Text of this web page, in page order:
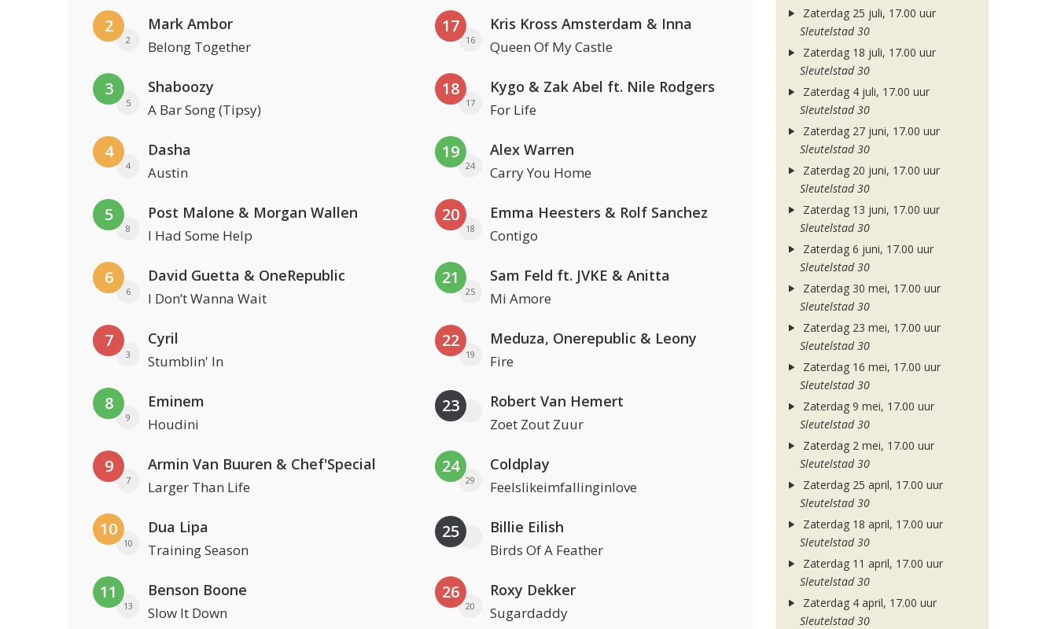
2
2
Mark Ambor
Belong Together
3
5
Shaboozy
A Bar Song (Tipsy)
4
4
Dasha
Austin
5
8
Post Malone & Morgan Wallen
I Had Some Help
6
6
David Guetta & OneRepublic
I Don’t Wanna Wait
7
3
Cyril
Stumblin' In
8
9
Eminem
Houdini
9
7
Armin Van Buuren & Chef'Special
Larger Than Life
10
10
Dua Lipa
Training Season
11
13
Benson Boone
Slow It Down
17
16
Kris Kross Amsterdam & Inna
Queen Of My Castle
18
17
Kygo & Zak Abel ft. Nile Rodgers
For Life
19
24
Alex Warren
Carry You Home
20
18
Emma Heesters & Rolf Sanchez
Contigo
21
25
Sam Feld ft. JVKE & Anitta
Mi Amore
22
19
Meduza, Onerepublic & Leony
Fire
23 Robert Van Hemert
Zoet Zout Zuur
24
29
Coldplay
Feelslikeimfallinginlove
25 Billie Eilish
Birds Of A Feather
26
20
Roxy Dekker
Sugardaddy
Zaterdag 25 juli, 17.00 uur
Sleutelstad 30
Zaterdag 18 juli, 17.00 uur
Sleutelstad 30
Zaterdag 4 juli, 17.00 uur
Sleutelstad 30
Zaterdag 27 juni, 17.00 uur
Sleutelstad 30
Zaterdag 20 juni, 17.00 uur
Sleutelstad 30
Zaterdag 13 juni, 17.00 uur
Sleutelstad 30
Zaterdag 6 juni, 17.00 uur
Sleutelstad 30
Zaterdag 30 mei, 17.00 uur
Sleutelstad 30
Zaterdag 23 mei, 17.00 uur
Sleutelstad 30
Zaterdag 16 mei, 17.00 uur
Sleutelstad 30
Zaterdag 9 mei, 17.00 uur
Sleutelstad 30
Zaterdag 2 mei, 17.00 uur
Sleutelstad 30
Zaterdag 25 april, 17.00 uur
Sleutelstad 30
Zaterdag 18 april, 17.00 uur
Sleutelstad 30
Zaterdag 11 april, 17.00 uur
Sleutelstad 30
Zaterdag 4 april, 17.00 uur
Sleutelstad 30